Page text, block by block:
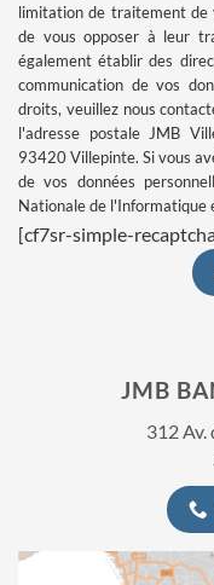
limitation de traitement de
de vous opposer à leur
également établir des
communication de vos
droits, veuillez nous
l'adresse postale JMB
93420 Villepinte. Si vous
de vos données
Nationale de l'Informatique
[cf7sr-simple-
JMB
312